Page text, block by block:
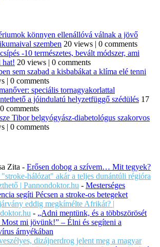
könnyen ellenállóvá válnak a jövő
szemben 20 views | 0 comments
-10 természetes, bevált módszer, ami
hat! 20 views | 0 comments
sem szabad a kisbabákat a klíma elé tenni
| 0 comments
speciális tornagyakorlattal
a jóindulatú helyzetfüggő szédülés 17
0 comments
Tibor belgyógyász-diabetológus szakorvos
| 0 comments
Zita - Erősen dobog a szívem… Mit tegyek?
hálózat" akár a teljes dunántúli régióra
| Pannondoktor.hu - Mesterséges
segíti Pécsen a stroke-os betegeket
eddig megkímélte Afrikát? |
- „Adni mentünk, és a többszörösét
mi jövünk!” – Élni és segíteni a
árnyékában
dizájnerdrog jelent meg a magyar